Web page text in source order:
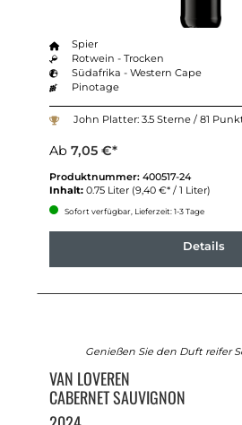
Spier
Rotwein - Trocken
Südafrika - Western Cape
Pinotage
John Platter: 3.5 Sterne / 81
Ab 7,05 €*
Produktnummer: 400517-24
Inhalt: 0.75 Liter (9,40 €* / 1 Liter)
Sofort verfügbar, Lieferzeit: 1-3 Tage
Details
Genießen Sie den Duft reifer
VAN LOVEREN
CABERNET SAUVIGNON